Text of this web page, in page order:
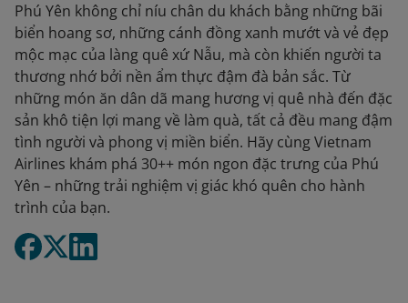
Phú Yên không chỉ níu chân du khách bằng những bãi
biển hoang sơ, những cánh đồng xanh mướt và vẻ đẹp
mộc mạc của làng quê xứ Nẫu, mà còn khiến người ta
thương nhớ bởi nền ẩm thực đậm đà bản sắc. Từ
những món ăn dân dã mang hương vị quê nhà đến đặc
sản khô tiện lợi mang về làm quà, tất cả đều mang đậm
tình người và phong vị miền biển. Hãy cùng Vietnam
Airlines khám phá 30++ món ngon đặc trưng của Phú
Yên – những trải nghiệm vị giác khó quên cho hành
trình của bạn.